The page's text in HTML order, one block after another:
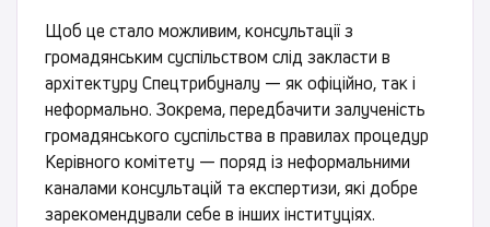
Щоб це стало можливим, консультації з
громадянським суспільством слід закласти в
архітектуру Спецтрибуналу — як офіційно, так і
неформально. Зокрема, передбачити залученість
громадянського суспільства в правилах процедур
Керівного комітету — поряд із неформальними
каналами консультацій та експертизи, які добре
зарекомендували себе в інших інституціях.